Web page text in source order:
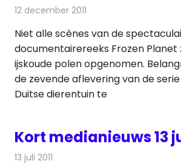
12 december 2011
Niet alle scènes van de
documentairereeks Frozen Planet
ijskoude polen opgenomen.
de zevende aflevering van de
Duitse dierentuin te
Kort medianieuws 13
13 juli 2011